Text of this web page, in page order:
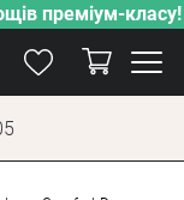
преміум-класу!